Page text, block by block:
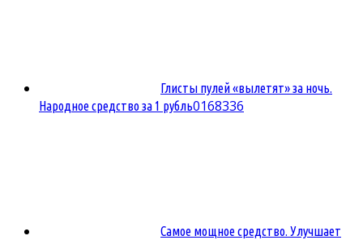
Глисты пулей «вылетят» за ночь.
Народное средство за 1 рубль0168336
Самое мощное средство. Улучшает